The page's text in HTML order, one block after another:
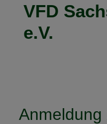
VFD
e.V.
Anmeldung